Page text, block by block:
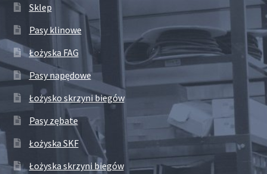
Sklep
Pasy klinowe
Łożyska FAG
Pasy napędowe
Łożysko skrzyni biegów
Pasy zębate
Łożyska SKF
Łożyska skrzyni biegów